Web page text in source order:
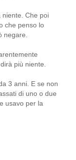
niente. Che poi
che penso lo
negare.
più niente.
3 anni. E se non
di uno o due
usavo per la